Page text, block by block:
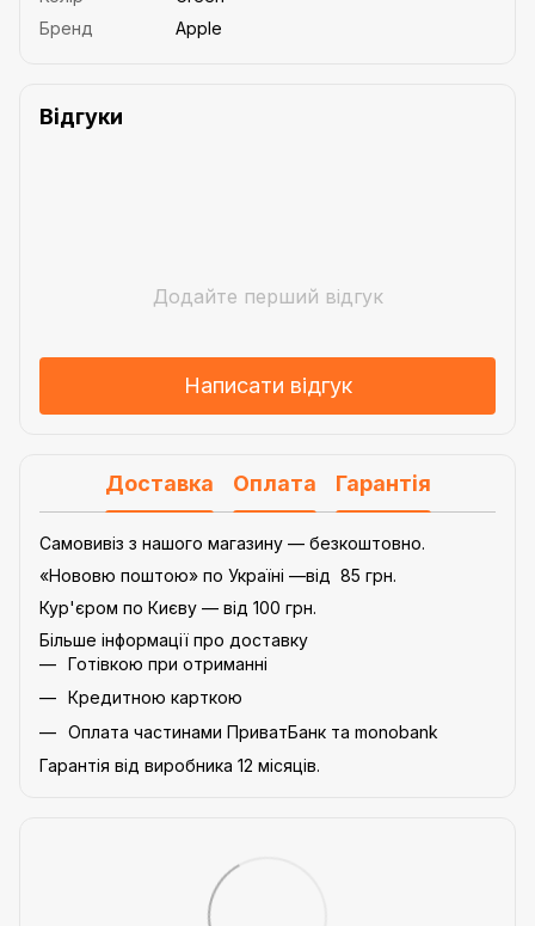
Бренд
Apple
Відгуки
Додайте перший відгук
Написати відгук
Доставка Оплата Гарантія
Самовивіз з нашого магазину — безкоштовно.
«Нововю поштою» по Україні —від 85 грн.
Кур'єром по Києву — від 100 грн.
Більше інформації про доставку
Готівкою при отриманні
Кредитною карткою
Оплата частинами ПриватБанк та monobank
Гарантія від виробника 12 місяців.